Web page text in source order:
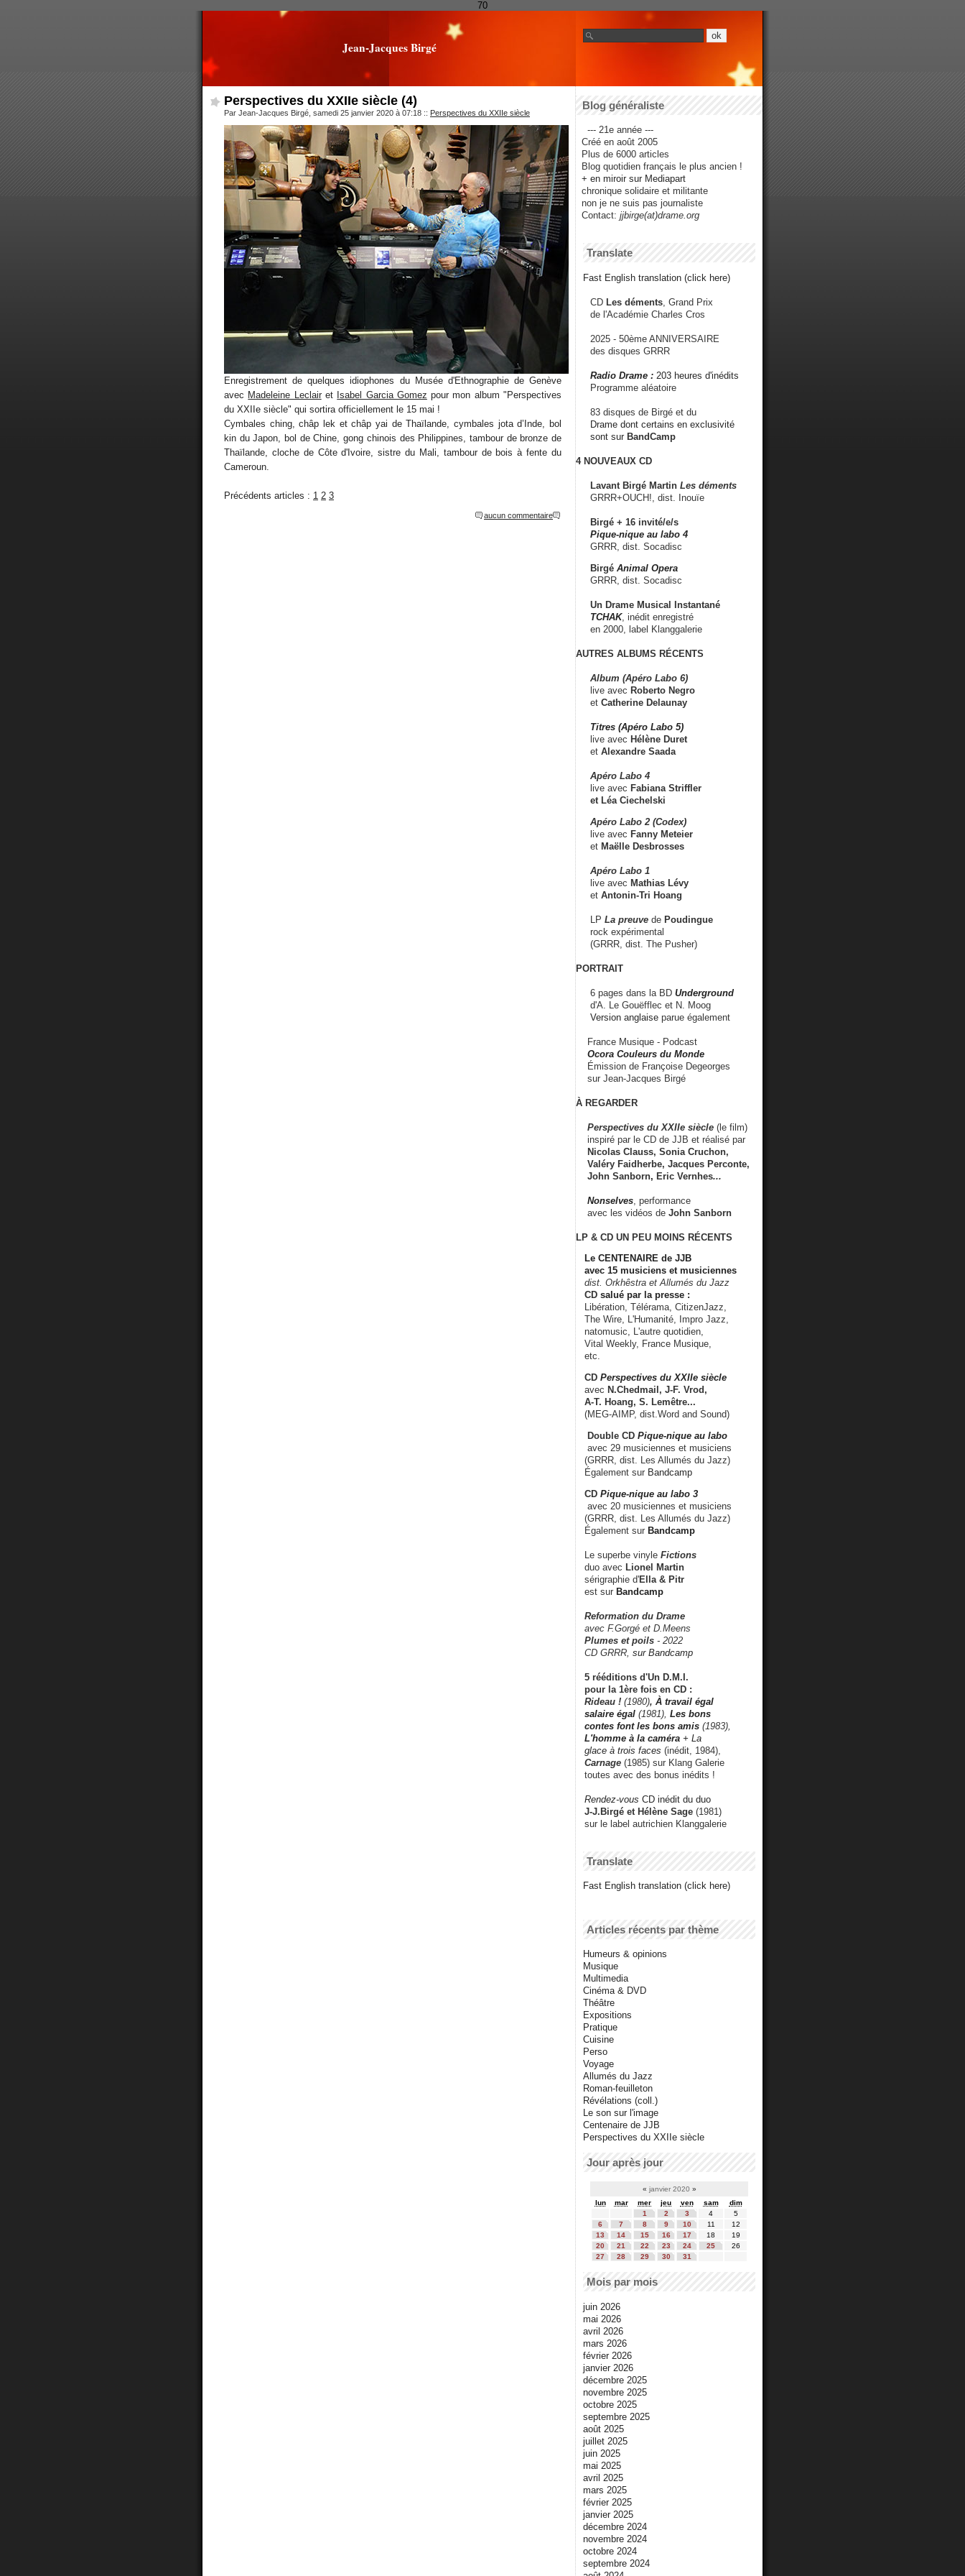
70
Jean-Jacques Birgé
Perspectives du XXIIe siècle (4)
Par Jean-Jacques Birgé, samedi 25 janvier 2020 à 07:18 :: Perspectives du XXIIe siècle
Enregistrement de quelques idiophones du Musée d'Ethnographie de Genève
avec Madeleine Leclairet Isabel Garcia Gomez pour mon album "Perspectives
du XXIIe siècle" qui sortira officiellement le 15 mai !
Cymbales ching, châp lek et châp yai de Thaïlande, cymbales jota d’Inde, bol
kin du Japon, bol de Chine, gong chinois des Philippines, tambour de bronze de
Thaïlande, cloche de Côte d'Ivoire, sistre du Mali, tambour de bois à fente du
Cameroun.
Précédents articles : 1 2 3
aucun commentaire
Blog généraliste
--- 21e année ---
Créé en août 2005
Plus de 6000 articles
Blog quotidien français le plus ancien !
+ en miroir sur Mediapart
chronique solidaire et militante
non je ne suis pas journaliste
Contact: jjbirge(at)drame.org
Translate
Fast English translation (click here)
CD Les déments , Grand Prix
de l'Académie Charles Cros
2025 - 50ème ANNIVERSAIRE
des disques GRRR
Radio Drame : 203 heures d'inédits
Programme aléatoire
83 disques de Birgé et du
Drame dont certains en exclusivité
sont sur BandCamp
4 NOUVEAUX CD
Lavant Birgé Martin Les déments
GRRR+OUCH!, dist. Inouïe
Birgé + 16 invité/e/s
Pique-nique au labo 4
GRRR, dist. Socadisc
Birgé Animal Opera
GRRR, dist. Socadisc
Un Drame Musical Instantané
TCHAK, inédit enregistré
en 2000, label Klanggalerie
AUTRES ALBUMS RÉCENTS
Album (Apéro Labo 6)
live avec Roberto Negro
et Catherine Delaunay
Titres (Apéro Labo 5)
live avec Hélène Duret
et Alexandre Saada
Apéro Labo 4
live avec Fabiana Striffler
et Léa Ciechelski
Apéro Labo 2 (Codex)
live avec Fanny Meteier
et Maëlle Desbrosses
Apéro Labo 1
live avec Mathias Lévy
et Antonin-Tri Hoang
LP La preuve de Poudingue
rock expérimental
(GRRR, dist. The Pusher)
PORTRAIT
6 pages dans la BD Underground
d'A. Le Gouëfflec et N. Moog
Version anglaise parue également
France Musique - Podcast
Ocora Couleurs du Monde
Émission de Françoise Degeorges
sur Jean-Jacques Birgé
À REGARDER
Perspectives du XXIIe siècle (le film)
inspiré par le CD de JJB et réalisé par
Nicolas Clauss, Sonia Cruchon,
Valéry Faidherbe, Jacques Perconte,
John Sanborn, Eric Vernhes...
Nonselves , performance
avec les vidéos de John Sanborn
LP & CD UN PEU MOINS RÉCENTS
Le CENTENAIRE de JJB
avec 15 musiciens et musiciennes
dist. Orkhêstra et Allumés du Jazz
CD salué par la presse :
Libération, Télérama, CitizenJazz,
The Wire, L'Humanité, Impro Jazz,
natomusic, L'autre quotidien,
Vital Weekly, France Musique,
etc.
CD Perspectives du XXIIe siècle
avec N.Chedmail, J-F. Vrod,
A-T. Hoang, S. Lemêtre...
(MEG-AIMP, dist.Word and Sound)
Double CD Pique-nique au labo
avec 29 musiciennes et musiciens
(GRRR, dist. Les Allumés du Jazz)
Également sur Bandcamp
CD Pique-nique au labo 3
avec 20 musiciennes et musiciens
(GRRR, dist. Les Allumés du Jazz)
Également sur Bandcamp
Le superbe vinyle Fictions
duo avec Lionel Martin
sérigraphie d'Ella & Pitr
est sur Bandcamp
Reformation du Drame
avec F.Gorgé et D.Meens
Plumes et poils - 2022
CD GRRR, sur Bandcamp
5 rééditions d'Un D.M.I.
pour la 1ère fois en CD :
Rideau ! (1980), À travail égal
salaire égal (1981), Les bons
contes font les bons amis (1983),
L'homme à la caméra + La
glace à trois faces (inédit, 1984),
Carnage (1985) sur Klang Galerie
toutes avec des bonus inédits !
Rendez-vous CD inédit du duo
J-J.Birgé et Hélène Sage (1981)
sur le label autrichien Klanggalerie
Translate
Fast English translation (click here)
Articles récents par thème
Humeurs & opinions
Musique
Multimedia
Cinéma & DVD
Théâtre
Expositions
Pratique
Cuisine
Perso
Voyage
Allumés du Jazz
Roman-feuilleton
Révélations (coll.)
Le son sur l'image
Centenaire de JJB
Perspectives du XXIIe siècle
Jour après jour
« janvier 2020 »
lun
mar mer jeu ven sam
dim
1
2 3 4
5
6
7 8 9 10 11
12
13
14 15 16 17 18
19
20
21 22 23 24 25
26
27
28 29 30 31
Mois par mois
juin 2026
mai 2026
avril 2026
mars 2026
février 2026
janvier 2026
décembre 2025
novembre 2025
octobre 2025
septembre 2025
août 2025
juillet 2025
juin 2025
mai 2025
avril 2025
mars 2025
février 2025
janvier 2025
décembre 2024
novembre 2024
octobre 2024
septembre 2024